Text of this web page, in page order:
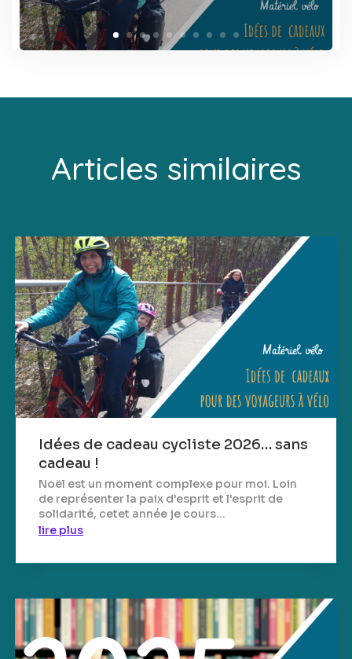
Articles similaires
Idées de cadeau cycliste 2026… sans
cadeau !
Noël est un moment complexe pour moi. Loin
de représenter la paix d'esprit et l'esprit de
solidarité, cetet année je cours...
lire plus